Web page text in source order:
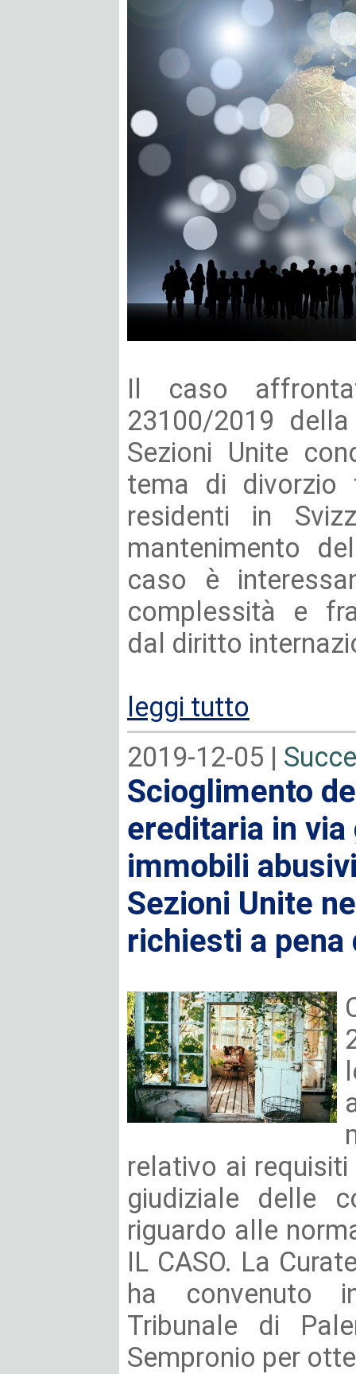
Il caso
23100/2019
Sezioni Unite
tema di divorzio
residenti in
mantenimento
caso è
complessità e
dal diritto
leggi tutto
2019-12-05 |
Scioglimento
ereditaria in
immobili
Sezioni Unite
richiesti a pena
relativo ai
giudiziale delle
riguardo alle
IL CASO. La
ha convenuto
Tribunale di
Sempronio per